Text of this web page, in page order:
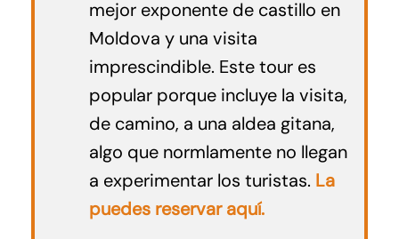
mejor exponente de castillo en
Moldova y una visita
imprescindible. Este tour es
popular porque incluye la visita,
de camino, a una aldea gitana,
algo que normlamente no llegan
a experimentar los turistas. La
puedes reservar aquí.